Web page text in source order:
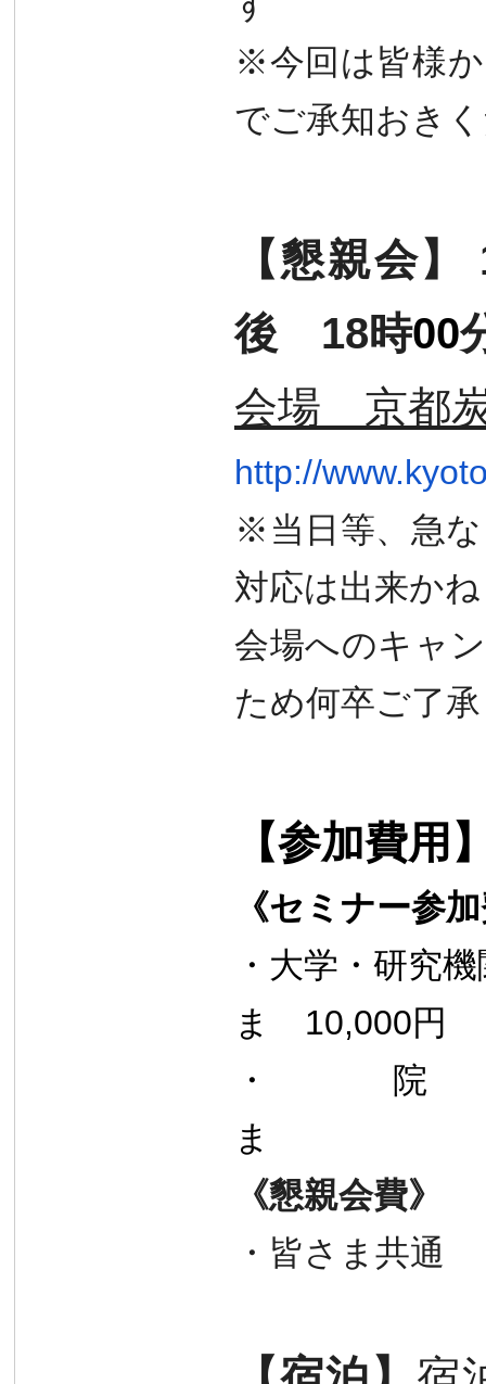
※今回は皆様
でご承知おき
【懇親会】
後
18時00
会場 京都
http://
※当日等、 急
対応は出来か
会場へのキャ
ため何卒ご了承
【参加費用
《セミナー参
・大学・研究
ま 10,000円
・
ま
《懇親会
・皆さま共